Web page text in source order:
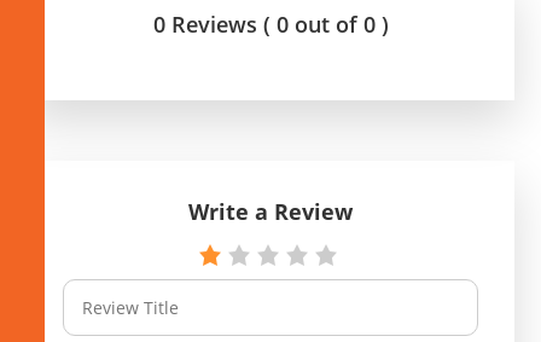
0 Reviews ( 0 out of 0 )
Write a Review